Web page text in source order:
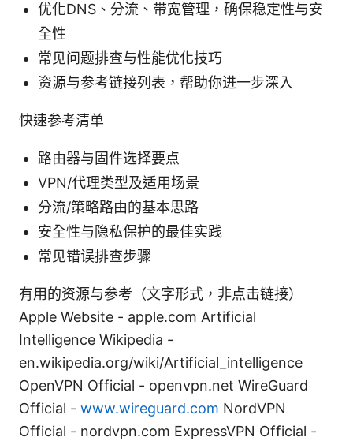
优化DNS、分流、带宽管理，确保稳定性与安
全性
常见问题排查与性能优化技巧
资源与参考链接列表，帮助你进一步深入
快速参考清单
路由器与固件选择要点
VPN/代理类型及适用场景
分流/策略路由的基本思路
安全性与隐私保护的最佳实践
常见错误排查步骤
有用的资源与参考（文字形式，非点击链接）
Apple Website - apple.com Artificial
Intelligence Wikipedia -
en.wikipedia.org/wiki/Artificial_intelligence
OpenVPN Official - openvpn.net WireGuard
Official - www.wireguard.com NordVPN
Official - nordvpn.com ExpressVPN Official -